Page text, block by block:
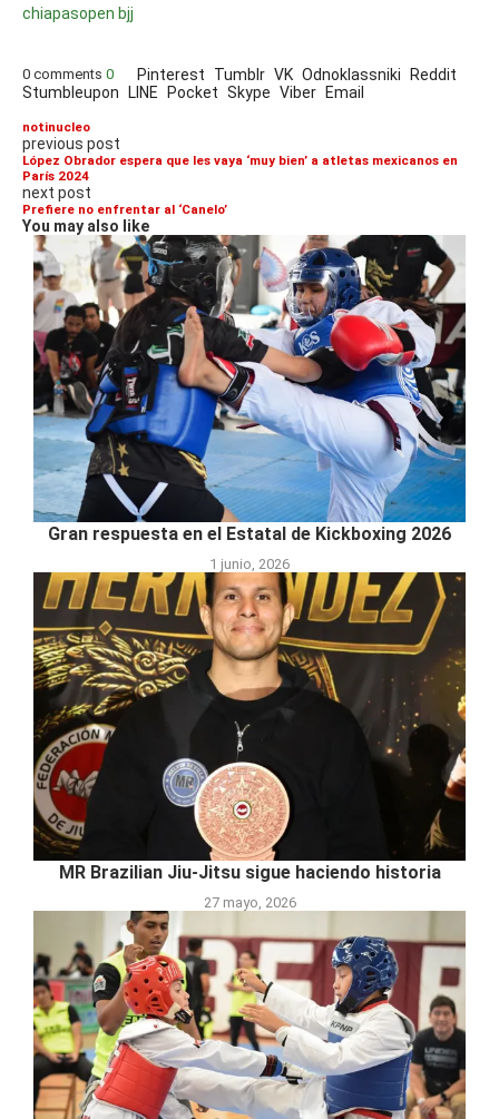
chiapasopen bjj
0 comments 0 Pinterest Tumblr VK Odnoklassniki Reddit
Stumbleupon LINE Pocket Skype Viber Email
notinucleo
previous post
López Obrador espera que les vaya ‘muy bien’ a atletas mexicanos en
París 2024
next post
Prefiere no enfrentar al ‘Canelo’
You may also like
Gran respuesta en el Estatal de Kickboxing 2026
1 junio, 2026
MR Brazilian Jiu-Jitsu sigue haciendo historia
27 mayo, 2026